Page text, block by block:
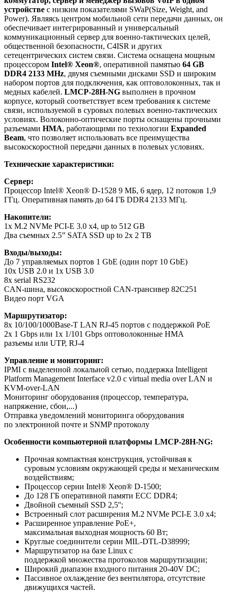
устройстве с низким показателями SWaP(Size, Weight, and
Power). Являясь центром мобильной сети передачи данных, он
обеспечивает интегрированный и универсальный
коммуникационный сервер для военно-тактических целей,
общественной безопасности, C4ISR и других
сетецентрических систем связи. Система оснащена мощным
процессором Intel® Xeon®, оперативной памятью 64 GB
DDR4 2133 MHz, двумя съемными дисками SSD и широким
набором портов для подключения, как оптоволоконных, так и
медных кабелей. LMCP-28H-NG выполнен в прочном
корпусе, который соответствует всем требования к системе
связи, используемой в суровых полевых военно-тактических
условиях. Волоконно-оптические порты оснащены прочными
разъемами HMA, работающими по технологии Expanded
Beam, что позволяет использовать все преимущества
высокоскоростной передачи данных в полевых условиях.
Технические характеристики:
Сервер:
Процессор Intel® Xeon® D-1528 9 МБ, 6 ядер, 12 потоков 1,9
ГГц. Оперативная память до 64 ГБ DDR4 2133 МГц.
Накопители:
1x M.2 NVMe PCI-E 3.0 x4, up to 512 GB
Два съемных 2.5” SATA SSD up to 2x 2 TB
Входы/выходы:
До 7 управляемых портов 1 GbE (один порт 10 GbE)
10x USB 2.0 и 1x USB 3.0
8x serial RS232
CAN-шина, высокоскоростной CAN-трансивер 82C251
Видео порт VGA
Маршрутизатор:
8x 10/100/1000Base-T LAN RJ-45 портов с поддержкой PoE
2x 1 Gbps или 1x 1/101 Gbps оптоволоконные HMA
разъемы или UTP, RJ-4
Управление и мониторинг:
IPMI с выделенной локальной сетью, поддержка Intelligent
Platform Management Interface v2.0 с virtual media over LAN и
KVM-over-LAN
Мониторинг оборудования (процессор, температура,
напряжение, сбои,...)
Отправка уведомлений мониторинга оборудования
по электронной почте и SNMP протоколу
Особенности компьютерной платформы LMCP-28H-NG:
Прочная компактная конструкция, устойчивая к
суровым условиям окружающей среды и механическим
воздействиям;
Процессор серии Intel® Xeon® D-1500;
До 128 ГБ оперативной памяти ECC DDR4;
Двойной съемный SSD 2,5'';
Встроенный слот расширения M.2 NVMe PCI-E 3.0 x4;
Расширенное управление PoE+,
максимальная выходная мощность 60 Вт;
Круглые соединители серии MIL-DTL-D38999;
Маршрутизатор на базе Linux с
поддержкой множества протоколов маршрутизации;
Широкий диапазон входного питания 20-40V DC;
Пассивное охлаждение без вентилятора, отсутствие
движущихся частей.